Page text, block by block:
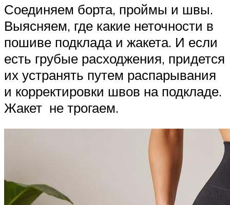
Соединяем борта, проймы и швы.
Выясняем, где какие неточности в
пошиве подклада и жакета. И если
есть грубые расходжения, придется
их устранять путем распарывания
и корректировки швов на подкладе.
Жакет не трогаем.